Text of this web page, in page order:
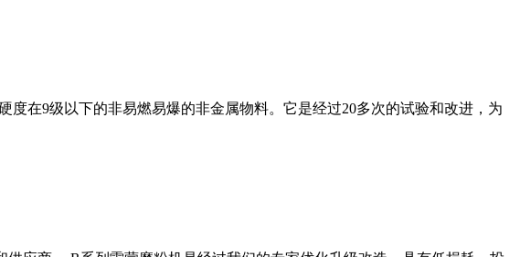
在9级以下的非易燃易爆的非金属物料。它是经过20多次的试验和改进，为